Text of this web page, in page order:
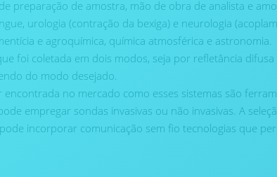
preparação de amostra, mão de obra de analista e
urologia (contração da bexiga) e neurologia
e agroquímica, química atmosférica e astronomia.
foi coletada em dois modos, seja por refletância
do modo desejado.
no mercado como esses sistemas são
empregar sondas invasivas ou não invasivas. A
incorporar comunicação sem fio tecnologias que